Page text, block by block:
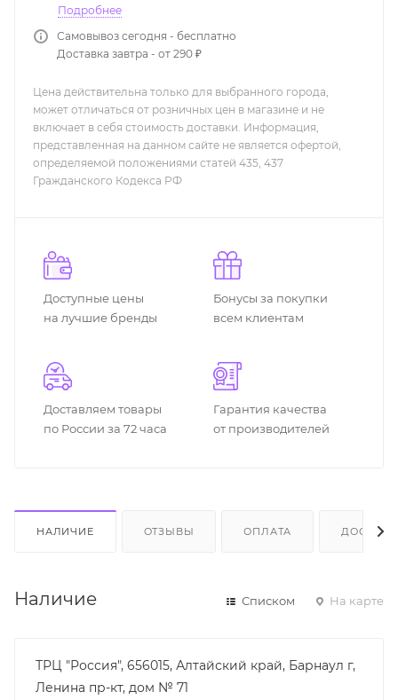
Подробнее
Самовывоз сегодня - бесплатно
Доставка завтра - от 290 ₽
Цена действительна только для выбранного города,
может отличаться от розничных цен в магазине и не
включает в себя стоимость доставки. Информация,
представленная на данном сайте не является офертой,
определяемой положениями статей 435, 437
Гражданского Кодекса РФ
Доступные цены
на лучшие бренды
Бонусы за покупки
всем клиентам
Доставляем товары
по России за 72 часа
Гарантия качества
от производителей
НАЛИЧИЕ ОТЗЫВЫ ОПЛАТА
Наличие Списком На карте
ТРЦ "Россия", 656015, Алтайский край, Барнаул г,
Ленина пр-кт, дом № 71